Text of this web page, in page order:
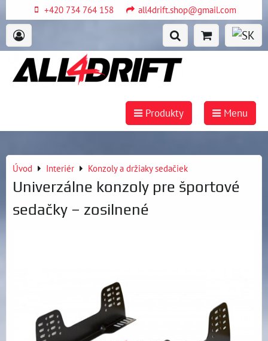
+420 734 764 158 all4drift.shop@gmail.com
Produkty Menu
Úvod Interiér Konzoly a držiaky sedačiek
Univerzálne konzoly pre športové
sedačky – zosilnené